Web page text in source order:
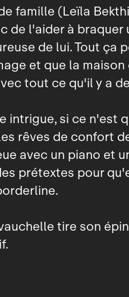
famille (Leïla
de l'aider à
de lui. Tout ça
et que la
tout ce qu'il y a
intrigue, si ce n'est
rêves de confort
avec un piano et
prétextes pour
tire son